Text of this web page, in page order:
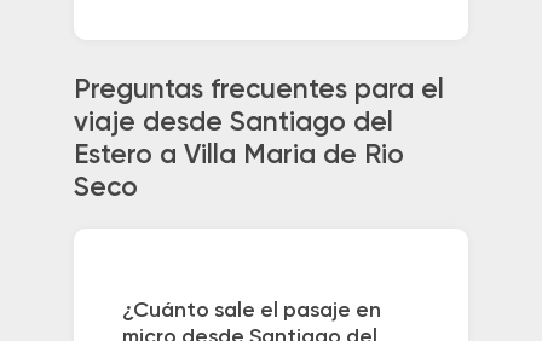
Preguntas frecuentes para el
viaje desde Santiago del
Estero a Villa Maria de Rio
Seco
¿Cuánto sale el pasaje en